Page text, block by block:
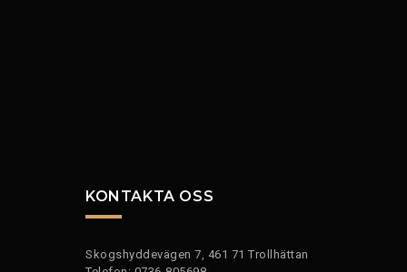
KONTAKTA OSS
Skogshyddevägen 7, 461 71 Trollhättan